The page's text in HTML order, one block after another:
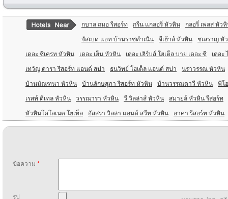
กบาล ถมอ รีสอร์ท กรีน แกลอรี่ หัวหิน กลอรี่ เพลส หัว
จัสเบด แอท บ้านราชดำเนิน จีเฮ้าส์ หัวหิน ชเลราญ หั
เดอะ ซีเครท หัวหิน เดอะ เฮ็น หัวหิน เดอะ เฮิร์บส์ โฮเต็ล บาย เดอะ ซี เดอะ
เทวัญ ดารา รีสอร์ท แอนด์ สปา ธนวิทย์ โฮเต็ล แอนด์ สปา นราวรรณ หัวหิน
บ้านมัณฑนา หัวหิน บ้านลักษสุภา รีสอร์ท หัวหิน บ้านวรรณดาวี หัวหิน พีโ
เรสท์ ดีเทล หัวหิน วรรณารา หัวหิน วี วิลล่าส์ หัวหิน สมายล์ หัวหิน รีสอร์ท
หัวหินโคโลเนด โฮเท็ล อัสสรา วิลล่า แอนด์ สวีท หัวหิน อาคา รีสอร์ท หัวหิน
ข้อความ *
รูป